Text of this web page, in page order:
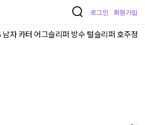
로그인 회원가입